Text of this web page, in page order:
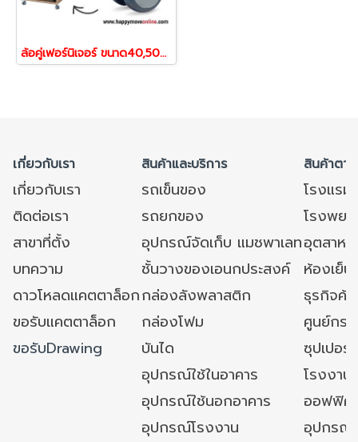
ล้อคู่เฟอร์นิเจอร์ ขนาด40,50มม.ล้อเดือยเบรก ล้อไม่ทำให้พื้นเป็นรอย รุ่นTwo-tone ยี่ห้อ PAREO 31425,31432
เกี่ยวกับเรา สินค้าและบริการ สินค้าตา
เกี่ยวกับเรา รถเข็นของ
โรงแร
ติดต่อเรา
รถยกของ
โรงพย
สาขาที่ตั้ง
อุปกรณ์จัดเก็บ แมชพาเลทอุตสาหก
บทความ
ชั้นวางของเอนกประสงค์
ห้องเย็
ดาวโหลดแคตตาล็อกกล่องลังพลาสติก
ธุรกิจค้
ขอรับแคตตาล็อก
กล่องโฟม
ศูนย์กร
ขอรับDrawing
บันได
ซุปเปอ
อุปกรณ์ใช้ในอาคาร
โรงงา
อุปกรณ์ใช้นอกอาคาร
ออฟฟิศ/
อุปกรณ์โรงงาน
อุปกรณ์